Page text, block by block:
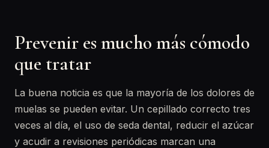
Prevenir es mucho más cómodo
que tratar
La buena noticia es que la mayoría de los dolores de
muelas se pueden evitar. Un cepillado correcto tres
veces al día, el uso de seda dental, reducir el azúcar
y acudir a revisiones periódicas marcan una